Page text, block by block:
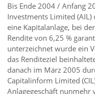
Bis Ende 2004 / Anfang
Investments Limited
eine Kapitalanlage, bei
Rendite von 6,25 %
unterzeichnet wurde ein
das Renditeziel
danach im März 2005
Capitalinform Limited
Anlagegeschäft nunmehr